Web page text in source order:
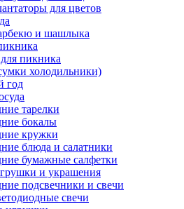
для цветов
и шашлыка
пикника
холодильники)
год
тарелки
бокалы
кружки
блюда и салатники
бумажные салфетки
и украшения
подсвечники и свечи
свечи